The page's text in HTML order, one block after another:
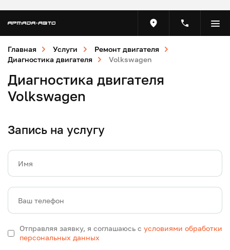
Главная Услуги
Ремонт двигателя
Диагностика двигателя
Volkswagen
Диагностика двигателя
Volkswagen
Запись на услугу
Имя
Ваш телефон
Отправляя заявку, я соглашаюсь с условиями обработки
персональных данных